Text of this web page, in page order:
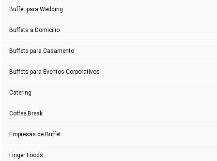
Buffet para Wedding
Buffets a Domicílio
Buffets para Casamento
Buffets para Eventos Corporativos
Catering
Coffee Break
Empresas de Buffet
Finger Foods